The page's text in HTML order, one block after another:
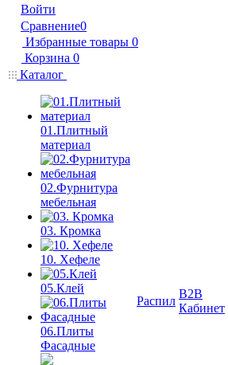
Войти
Сравнение0
Избранные товары 0
Корзина 0
Каталог
01.Плитный
материал
02.Фурнитура
мебельная
03. Кромка
10. Хефеле
05.Клей
06.Плиты
Фасадные
Распил
B2B
Кабинет